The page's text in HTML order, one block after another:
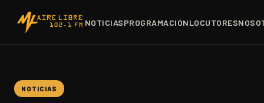
NOTICIASPROGRAMACIÓNLOCUTORES
NOTICIAS